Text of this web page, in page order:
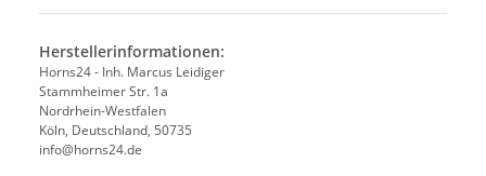
Herstellerinformationen:
Horns24 - Inh. Marcus Leidiger
Stammheimer Str. 1a
Nordrhein-Westfalen
Köln, Deutschland, 50735
info@horns24.de